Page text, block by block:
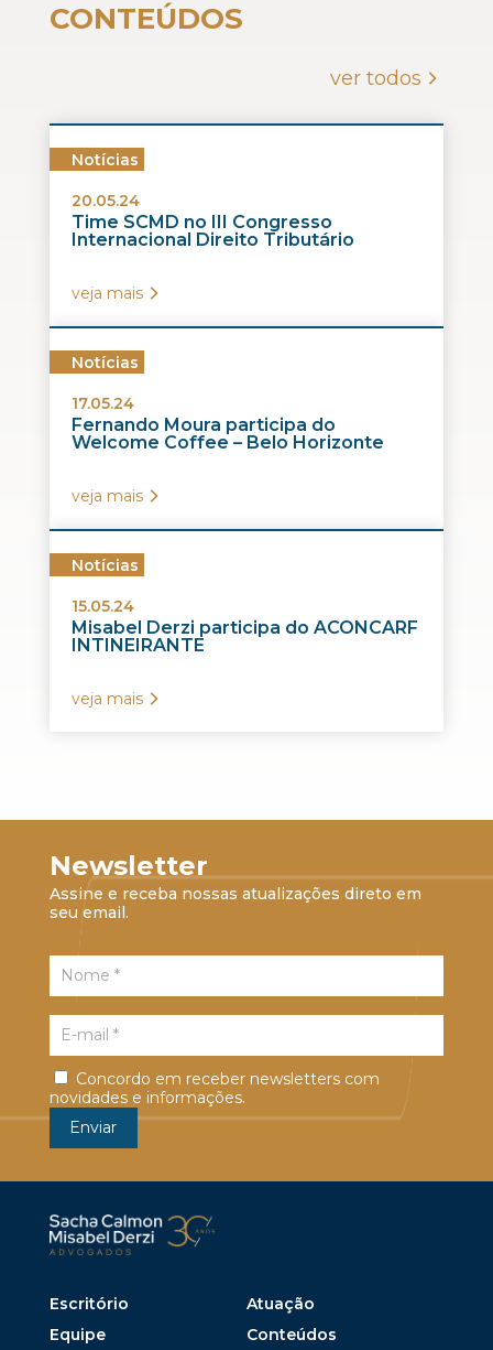
CONTEÚDOS
ver todos
Notícias
20.05.24
Time SCMD no III Congresso
Internacional Direito Tributário
veja mais
Notícias
17.05.24
Fernando Moura participa do
Welcome Coffee – Belo Horizonte
veja mais
Notícias
15.05.24
Misabel Derzi participa do ACONCARF
INTINEIRANTE
veja mais
Newsletter
Assine e receba nossas atualizações direto em
seu email.
Concordo em receber newsletters com
novidades e informações.
Escritório
Atuação
Equipe
Conteúdos